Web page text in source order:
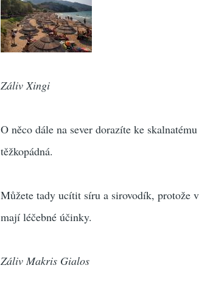
Záliv Xingi
O něco dále na sever dorazíte ke
těžkopádná.
Můžete tady ucítit síru a sirovodík, protože
mají léčebné účinky.
Záliv Makris Gialos